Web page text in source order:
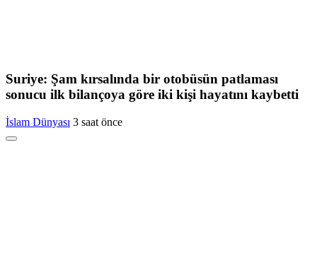
Suriye: Şam kırsalında bir otobüsün patlaması
sonucu ilk bilançoya göre iki kişi hayatını kaybetti
İslam Dünyası 3 saat önce